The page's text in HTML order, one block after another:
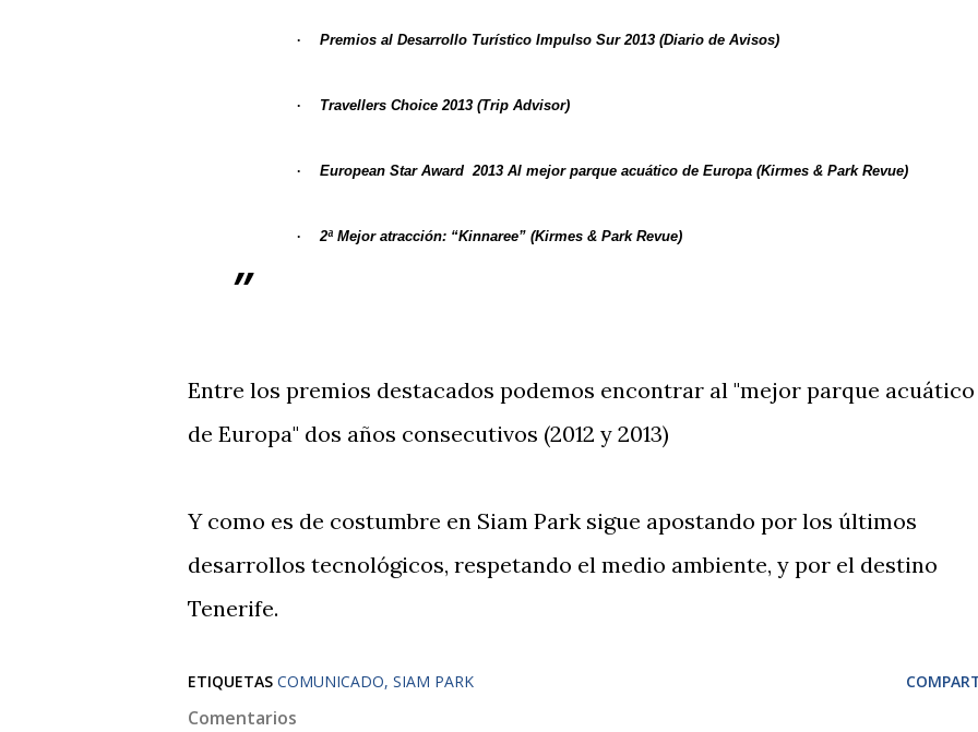
· Premios al Desarrollo Turístico Impulso Sur 2013 (Diario de Avisos)
· Travellers Choice 2013 (Trip Advisor)
· European Star Award 2013 Al mejor parque acuático de Europa (Kirmes & Park Revue)
· 2ª Mejor atracción: “Kinnaree” (Kirmes & Park Revue)
Entre los premios destacados podemos encontrar al "mejor parque acuático
de Europa" dos años consecutivos (2012 y 2013)
Y como es de costumbre en Siam Park sigue apostando por los últimos
desarrollos tecnológicos, respetando el medio ambiente, y por el destino
Tenerife.
ETIQUETAS COMUNICADO SIAM PARK
Comentarios